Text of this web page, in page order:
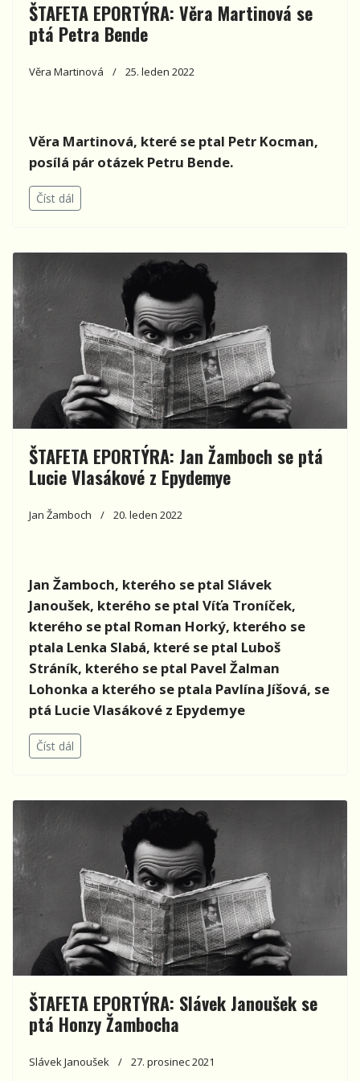
ŠTAFETA EPORTÝRA: Věra Martinová se
ptá Petra Bende
Věra Martinová 25. leden 2022
Věra Martinová, které se ptal Petr Kocman,
posílá pár otázek Petru Bende.
Číst dál
ŠTAFETA EPORTÝRA: Jan Žamboch se ptá
Lucie Vlasákové z Epydemye
Jan Žamboch 20. leden 2022
Jan Žamboch, kterého se ptal Slávek
Janoušek, kterého se ptal Víťa Troníček,
kterého se ptal Roman Horký, kterého se
ptala Lenka Slabá, které se ptal Luboš
Stráník, kterého se ptal Pavel Žalman
Lohonka a kterého se ptala Pavlína Jíšová, se
ptá Lucie Vlasákové z Epydemye
Číst dál
ŠTAFETA EPORTÝRA: Slávek Janoušek se
ptá Honzy Žambocha
Slávek Janoušek 27. prosinec 2021